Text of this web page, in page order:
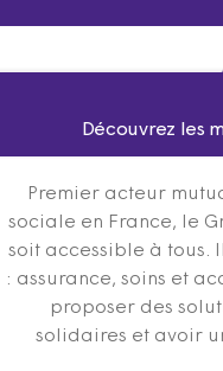
Découvrez les
Premier acteur
sociale en France, le
soit accessible à tous.
: assurance, soins et
proposer des
solidaires et avoir